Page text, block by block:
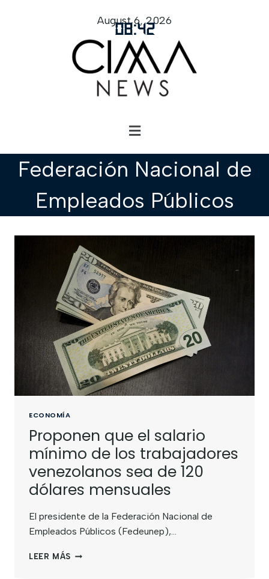
08:42
August 6, 2026
Federación Nacional de
Empleados Públicos
ECONOMÍA
Proponen que el salario
mínimo de los trabajadores
venezolanos sea de 120
dólares mensuales
El presidente de la Federación Nacional de
Empleados Públicos (Fedeunep),…
LEER MÁS